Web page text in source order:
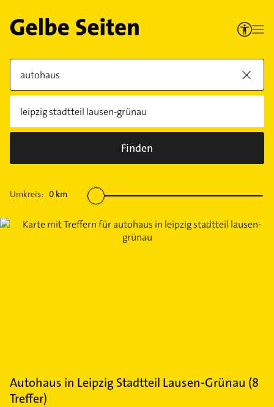
Finden
Umkreis: 0 km
Autohaus in Leipzig Stadtteil Lausen-Grünau (8
Treffer)